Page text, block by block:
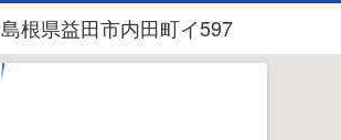
島根県益田市内田町イ597